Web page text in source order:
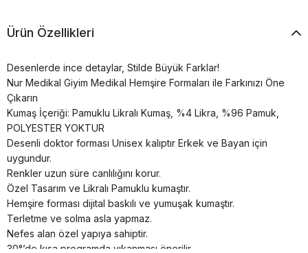
Ürün Özellikleri
Desenlerde ince detaylar, Stilde Büyük Farklar!
Nur Medikal Giyim Medikal Hemşire Formaları ile Farkınızı Öne
Çıkarın
Kumaş İçeriği: Pamuklu Likralı Kumaş, %4 Likra, %96 Pamuk,
POLYESTER YOKTUR
Desenli doktor forması Unisex kalıptır Erkek ve Bayan için
uygundur.
Renkler uzun süre canlılığını korur.
Özel Tasarım ve Likralı Pamuklu kumaştır.
Hemşire forması dijital baskılı ve yumuşak kumaştır.
Terletme ve solma asla yapmaz.
Nefes alan özel yapıya sahiptir.
30°’de kısa programda yıkanması önerilir.